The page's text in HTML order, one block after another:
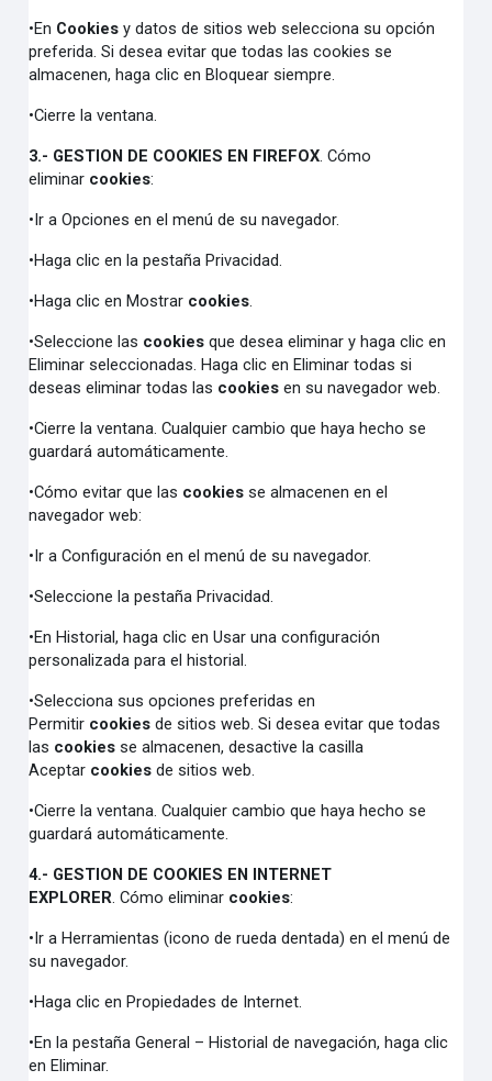
•En Cookies y datos de sitios web selecciona su opción
preferida. Si desea evitar que todas las cookies se
almacenen, haga clic en Bloquear siempre.
•Cierre la ventana.
3.- GESTION DE COOKIES EN FIREFOX. Cómo
eliminar cookies:
•Ir a Opciones en el menú de su navegador.
•Haga clic en la pestaña Privacidad.
•Haga clic en Mostrar cookies.
•Seleccione las cookies que desea eliminar y haga clic en
Eliminar seleccionadas. Haga clic en Eliminar todas si
deseas eliminar todas las cookies en su navegador web.
•Cierre la ventana. Cualquier cambio que haya hecho se
guardará automáticamente.
•Cómo evitar que las cookies se almacenen en el
navegador web:
•Ir a Configuración en el menú de su navegador.
•Seleccione la pestaña Privacidad.
•En Historial, haga clic en Usar una configuración
personalizada para el historial.
•Selecciona sus opciones preferidas en
Permitir cookies de sitios web. Si desea evitar que todas
las cookies se almacenen, desactive la casilla
Aceptar cookies de sitios web.
•Cierre la ventana. Cualquier cambio que haya hecho se
guardará automáticamente.
4.- GESTION DE COOKIES EN INTERNET
EXPLORER. Cómo eliminar cookies:
•Ir a Herramientas (icono de rueda dentada) en el menú de
su navegador.
•Haga clic en Propiedades de Internet.
•En la pestaña General – Historial de navegación, haga clic
en Eliminar.